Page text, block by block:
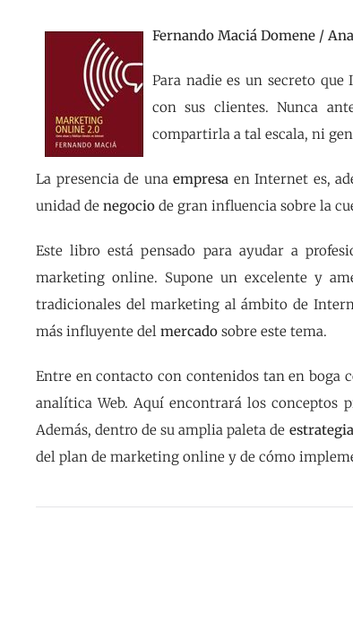
Fernando Maciá Domene /
Para nadie es un secreto
con sus clientes. Nunca
compartirla a tal escala, ni
La presencia de unaempresa en Internet es,
unidad de negocio de gran influencia sobre la
Este libro está pensado para ayudar a
marketing online. Supone un excelente y
tradicionales del marketing al ámbito de
más influyente del mercado sobre este tema.
Entre en contacto con contenidos tan en boga
analítica Web. Aquí encontrará los conceptos
Además, dentro de su amplia paleta de
del plan de marketing online y de cómo